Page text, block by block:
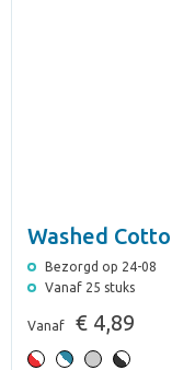
Washed
Bezorgd op 24-08
Vanaf 25 stuks
Vanaf € 4,89